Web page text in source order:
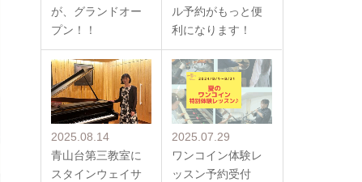
が、グランドオー
プン！！
ル予約がもっと便
利になります！
2025.08.14
青山台第三教室に
スタインウェイサ
2025.07.29
ワンコイン体験レ
ッスン予約受付